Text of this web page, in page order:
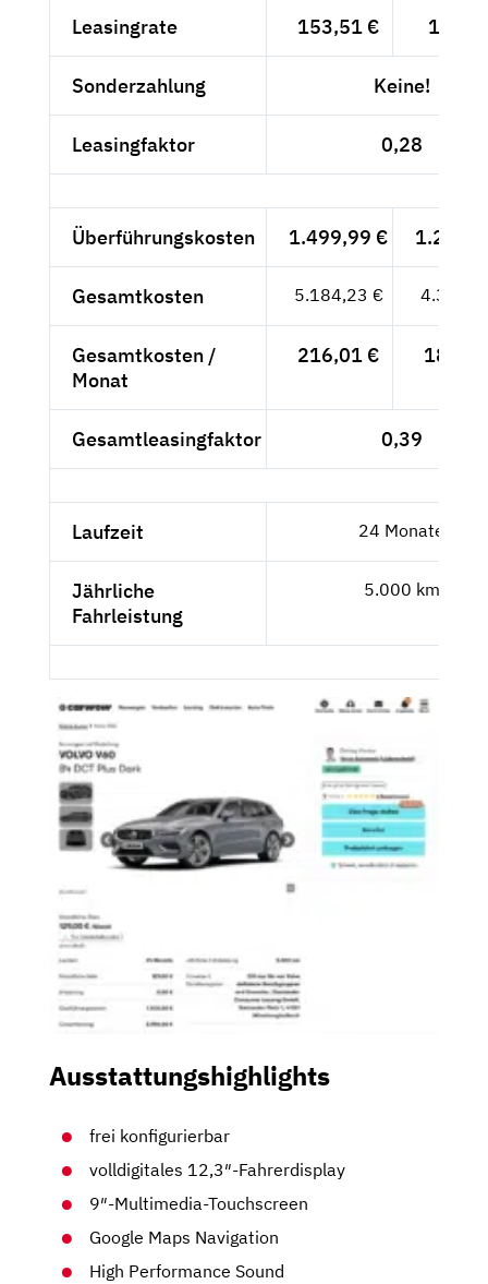
Leasingrate 153,51 €
Sonderzahlung Keine!
Leasingfaktor 0,28
Überführungskosten 1.499,99 €
Gesamtkosten 5.184,23 €
Gesamtkosten /
Monat
216,01 €
Gesamtleasingfaktor 0,39
Laufzeit 24 Monate
Jährliche
Fahrleistung
5.000 km
Ausstattungshighlights
frei konfigurierbar
volldigitales 12,3″-Fahrerdisplay
9″-Multimedia-Touchscreen
Google Maps Navigation
High Performance Sound